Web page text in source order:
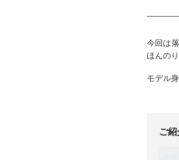
今回は
ほんの
モデル
ご